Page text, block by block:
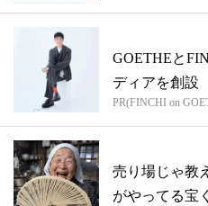
GOETHEと
ディアを創設
PR(FINCHI on
売り場じゃ教
がやってる宝